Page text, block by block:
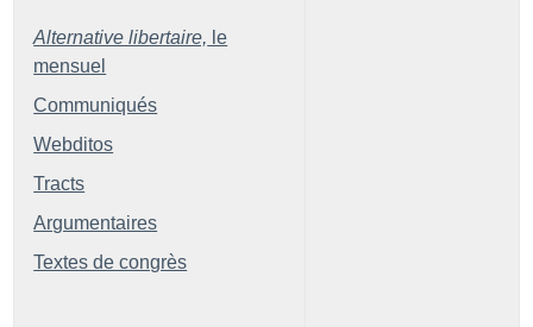
Alternative libertaire, le
mensuel
Communiqués
Webditos
Tracts
Argumentaires
Textes de congrès